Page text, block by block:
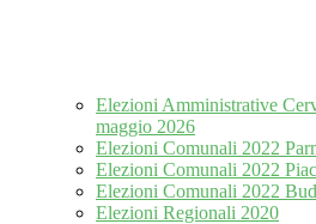
Elezioni Amministrative
maggio 2026
Elezioni Comunali 2022
Elezioni Comunali 2022
Elezioni Comunali 2022
Elezioni Regionali 2020